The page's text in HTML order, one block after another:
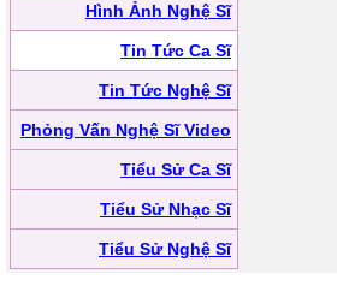
Hình Ảnh Nghệ Sĩ
Tin Tức Ca Sĩ
Tin Tức Nghệ Sĩ
Phỏng Vấn Nghệ Sĩ Video
Tiểu Sử Ca Sĩ
Tiểu Sử Nhạc Sĩ
Tiểu Sử Nghệ Sĩ